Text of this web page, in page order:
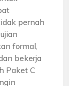
pernah
formal,
bekerja
Paket C